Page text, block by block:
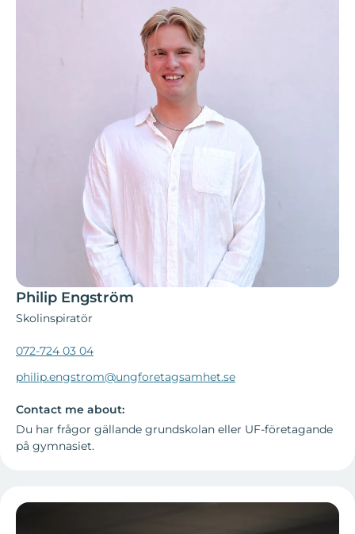
Philip Engström
Skolinspiratör
072-724 03 04
philip.engstrom@ungforetagsamhet.se
Contact me about:
Du har frågor gällande grundskolan eller UF-företagande
på gymnasiet.